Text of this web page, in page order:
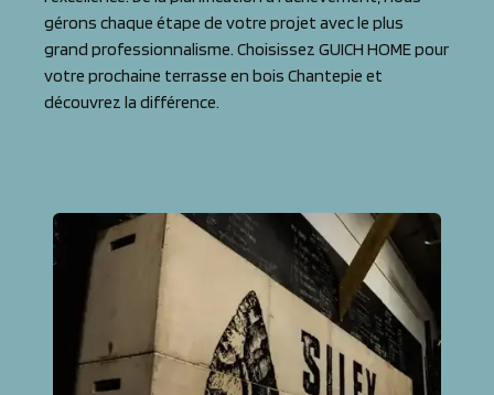
gérons chaque étape de votre projet avec le plus
grand professionnalisme. Choisissez GUICH HOME pour
votre prochaine terrasse en bois Chantepie et
découvrez la différence.